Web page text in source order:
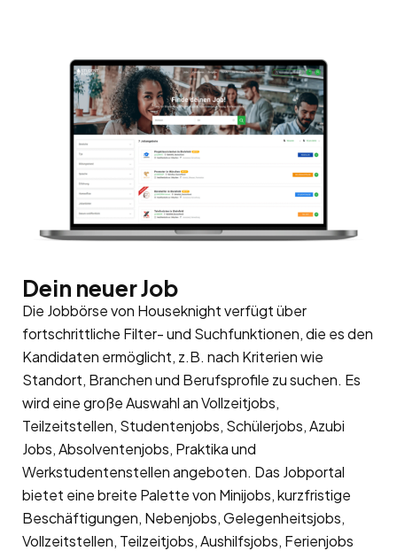
Dein neuer Job
Die Jobbörse von Houseknight verfügt über
fortschrittliche Filter- und Suchfunktionen, die es den
Kandidaten ermöglicht, z.B. nach Kriterien wie
Standort, Branchen und Berufsprofile zu suchen. Es
wird eine große Auswahl an Vollzeitjobs,
Teilzeitstellen, Studentenjobs, Schülerjobs, Azubi
Jobs, Absolventenjobs, Praktika und
Werkstudentenstellen angeboten. Das Jobportal
bietet eine breite Palette von Minijobs, kurzfristige
Beschäftigungen, Nebenjobs, Gelegenheitsjobs,
Vollzeitstellen, Teilzeitjobs, Aushilfsjobs, Ferienjobs